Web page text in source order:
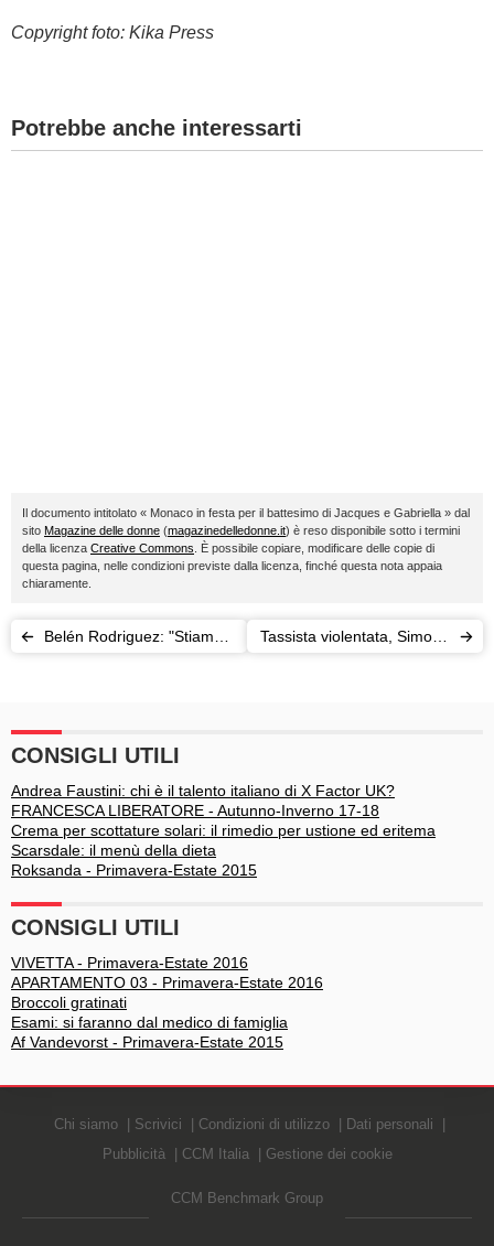
Copyright foto: Kika Press
Potrebbe anche interessarti
Il documento intitolato « Monaco in festa per il battesimo di Jacques e Gabriella » dal
sito Magazine delle donne (magazinedelledonne.it) è reso disponibile sotto i termini
della licenza Creative Commons . È possibile copiare, modificare delle copie di
questa pagina, nelle condizioni previste dalla licenza, finché questa nota appaia
chiaramente.
Belén Rodriguez: "Stiamo
Tassista violentata, Simone
CONSIGLI UTILI
Andrea Faustini: chi è il talento italiano di X Factor UK?
FRANCESCA LIBERATORE - Autunno-Inverno 17-18
Crema per scottature solari: il rimedio per ustione ed eritema
Scarsdale: il menù della dieta
Roksanda - Primavera-Estate 2015
CONSIGLI UTILI
VIVETTA - Primavera-Estate 2016
APARTAMENTO 03 - Primavera-Estate 2016
Broccoli gratinati
Esami: si faranno dal medico di famiglia
Af Vandevorst - Primavera-Estate 2015
Chi siamo Scrivici Condizioni di utilizzo
Dati personali
Pubblicità
CCM Italia Gestione dei cookie
CCM Benchmark Group